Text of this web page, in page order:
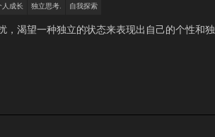
人成长 独立思考. 自我探索
渴望一种独立的状态来表现出自己的个性和独